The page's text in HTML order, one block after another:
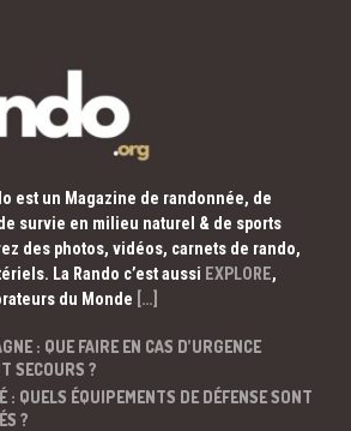
est un Magazine de randonnée, de
survie en milieu naturel & de sports
des photos, vidéos, carnets de rando,
La Rando c’est aussi EXPLORE,
du Monde […]
: QUE FAIRE EN CAS D’URGENCE
SECOURS ?
: QUELS ÉQUIPEMENTS DE DÉFENSE SONT
?